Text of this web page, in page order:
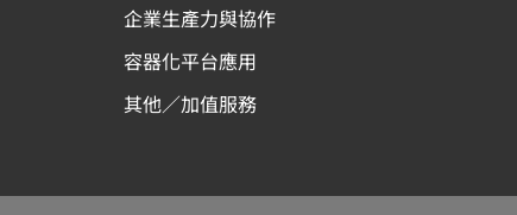
企業生產力與協作
容器化平台應用
其他／加值服務